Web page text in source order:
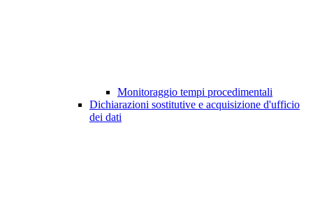
Monitoraggio tempi procedimentali
Dichiarazioni sostitutive e acquisizione d'ufficio
dei dati